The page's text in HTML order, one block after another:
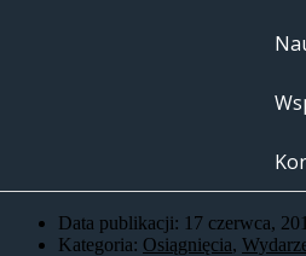
Data publikacji: 17 czerwca,
Kategoria: Osiągnięcia,